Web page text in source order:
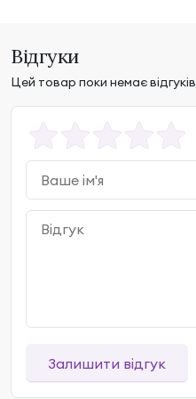
Відгуки
Цей товар поки немає відгуків
Залишити відгук